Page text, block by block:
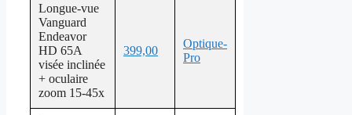
Longue-vue
Vanguard
Endeavor
HD 65A
visée inclinée
+ oculaire
zoom 15-45x
399,00
Optique-
Pro